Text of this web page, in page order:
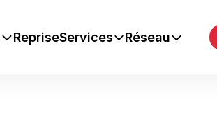
RepriseServices Réseau